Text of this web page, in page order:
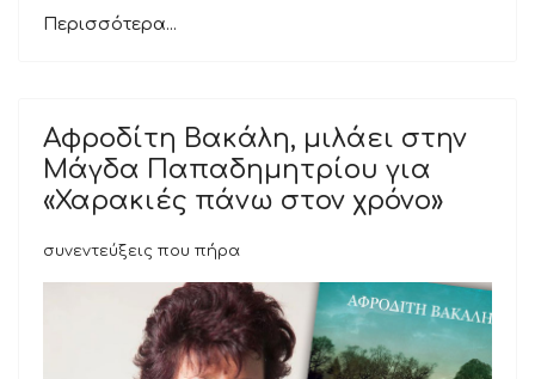
Περισσότερα...
Αφροδίτη Βακάλη, μιλάει στην
Μάγδα Παπαδημητρίου για
«Χαρακιές πάνω στον χρόνο»
συνεντεύξεις που πήρα